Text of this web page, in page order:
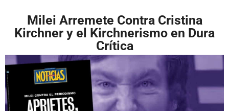
Milei Arremete Contra Cristina
Kirchner y el Kirchnerismo en Dura
Crítica